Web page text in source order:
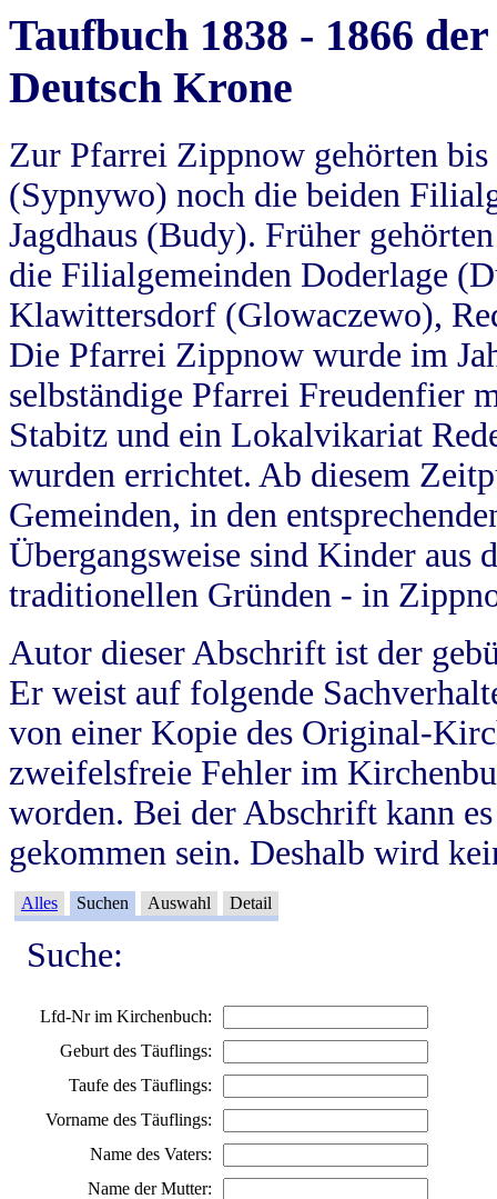
Taufbuch 1838 - 1866
Deutsch Krone
Zur Pfarrei Zippnow gehörten
(Sypnywo) noch die beiden
Jagdhaus (Budy). Früher
die Filialgemeinden Doderlage
Klawittersdorf (Glowaczewo),
Die Pfarrei Zippnow wurde im
selbständige Pfarrei Freudenfier
Stabitz und ein Lokalvikariat
wurden errichtet. Ab diesem
Gemeinden, in den
Übergangsweise sind Kinder aus
traditionellen Gründen - in
Autor dieser Abschrift ist der
Er weist auf folgende
von einer Kopie des Original-
zweifelsfreie Fehler im
worden. Bei der Abschrift kann
gekommen sein. Deshalb wird
Alles Suchen Auswahl Detail
Suche:
Lfd-Nr im Kirchenbuch:
Geburt des Täuflings:
Taufe des Täuflings:
Vorname des Täuflings:
Name des Vaters:
Name der Mutter: